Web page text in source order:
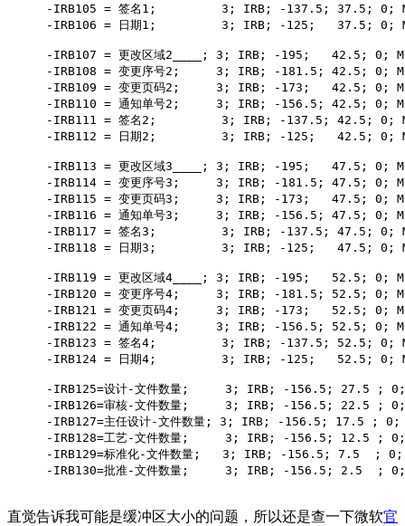
-IRB105 = 签名1;         3; IRB; -137.5; 37.5; 0;
-IRB106 = 日期1;         3; IRB; -125;   37.5; 0;
-IRB107 = 更改区域2____; 3; IRB; -195;   42.5; 0;
-IRB108 = 变更序号2;     3; IRB; -181.5; 42.5; 0;
-IRB109 = 变更页码2;     3; IRB; -173;   42.5; 0;
-IRB110 = 通知单号2;     3; IRB; -156.5; 42.5; 0;
-IRB111 = 签名2;         3; IRB; -137.5; 42.5; 0;
-IRB112 = 日期2;         3; IRB; -125;   42.5; 0;
-IRB113 = 更改区域3____; 3; IRB; -195;   47.5; 0;
-IRB114 = 变更序号3;     3; IRB; -181.5; 47.5; 0;
-IRB115 = 变更页码3;     3; IRB; -173;   47.5; 0;
-IRB116 = 通知单号3;     3; IRB; -156.5; 47.5; 0;
-IRB117 = 签名3;         3; IRB; -137.5; 47.5; 0;
-IRB118 = 日期3;         3; IRB; -125;   47.5; 0;
-IRB119 = 更改区域4____; 3; IRB; -195;   52.5; 0;
-IRB120 = 变更序号4;     3; IRB; -181.5; 52.5; 0;
-IRB121 = 变更页码4;     3; IRB; -173;   52.5; 0;
-IRB122 = 通知单号4;     3; IRB; -156.5; 52.5; 0;
-IRB123 = 签名4;         3; IRB; -137.5; 52.5; 0;
-IRB124 = 日期4;         3; IRB; -125;   52.5; 0;
-IRB125=设计-文件数量;     3; IRB; -156.5; 27.5 ;
-IRB126=审核-文件数量;     3; IRB; -156.5; 22.5 ;
-IRB127=主任设计-文件数量; 3; IRB; -156.5; 17.5 ;
-IRB128=工艺-文件数量;     3; IRB; -156.5; 12.5 ;
-IRB129=标准化-文件数量;   3; IRB; -156.5; 7.5  ;
-IRB130=批准-文件数量;     3; IRB; -156.5; 2.5  ;
直觉告诉我可能是缓冲区大小的问题，所以还是查一下微软官